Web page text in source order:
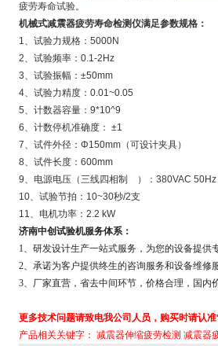
疲劳寿命试验。
机械式减震器疲劳寿命检测仪满足参数规格：
1、试验力规格：5000N
2、试验频率：0.1-2Hz
3、试验振幅：±50mm
4、试验力精度：0.01~0.05
5、计数器容量：9*10^9
6、计数停机准确度： ±1
7、试件外径：Φ150mm（可设计夹具）
8、试件长度：600mm
9、电源电压（三线四相制 ）：380VAC 50Hz
10、试验节拍：10~30秒/2支
11、电机功率：2.2 kW
济南中创试验机服务体系：
1、研发设计生产一站式服务，为您的设备提供
2、承诺为客户提供终生的咨询服务和设备维修
3、厂家直营，省去中间环节，价格合理，国内
更多技术问题请致电我公司人员，购买时请认准
产品相关关键字： 减震器伸缩疲劳检测 减震器